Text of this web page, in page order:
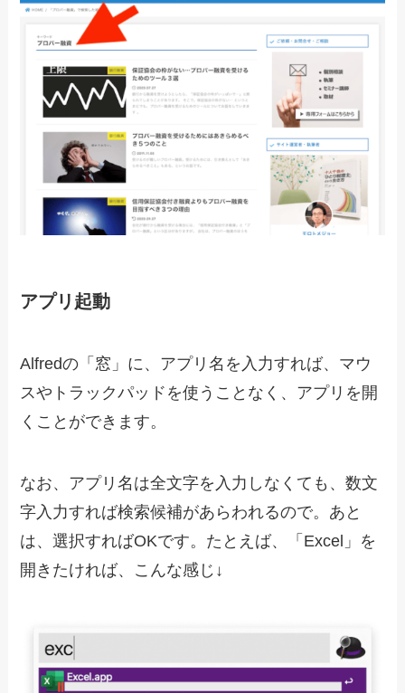
アプリ起動
Alfredの「窓」に、アプリ名を入力すれば、マウ
スやトラックパッドを使うことなく、アプリを開
くことができます。
なお、アプリ名は全文字を入力しなくても、数文
字入力すれば検索候補があらわれるので。あと
は、選択すればOKです。たとえば、「Excel」を
開きたければ、こんな感じ↓